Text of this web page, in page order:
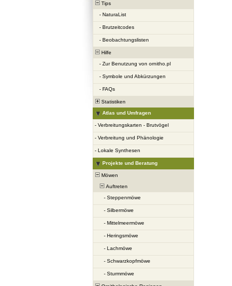
Tips
- NaturaList
- Brutzeitcodes
- Beobachtungslisten
Hilfe
- Zur Benutzung von ornitho.pl
- Symbole und Abkürzungen
- FAQs
Statistiken
Atlas und Umfragen
- Verbreitungskarten - Brutvögel
- Verbreitung und Phänologie
- Lokale Synthesen
Projekte und Beratung
Möwen
Auftreten
- Steppenmöwe
- Silbermöwe
- Mittelmeermöwe
- Heringsmöwe
- Lachmöwe
- Schwarzkopfmöwe
- Sturmmöwe